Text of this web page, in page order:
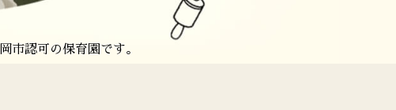
市認可の保育園です。
福祉施設を運営しています。
市認可の保育園です。
人福祉施設を運営しています。